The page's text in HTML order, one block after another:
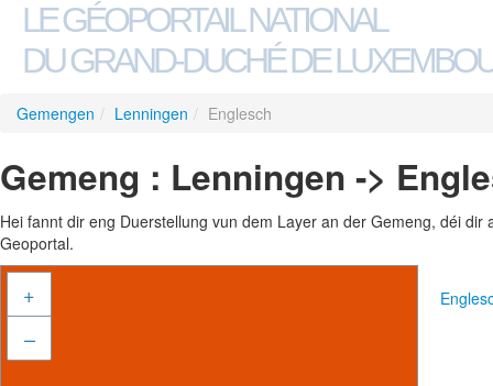
LE GÉOPORTAIL NATIONAL
DU GRAND-DUCHÉ DE
Gemengen / Lenningen / Englesch
Gemeng : Lenningen ->
Hei fannt dir eng Duerstellung vun dem Layer an der Gemeng, déi
Geoportal.
+
–